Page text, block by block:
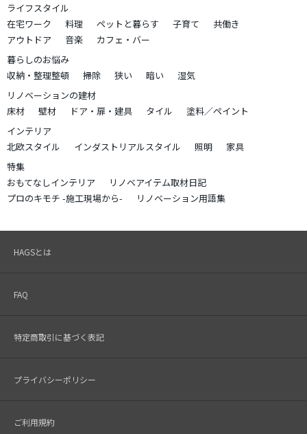
ライフスタイル
在宅ワーク
料理 ペットと暮らす 子育て
共働き
アウトドア
音楽
カフェ・バー
暮らしのお悩み
収納・整理整頓
掃除 狭い 暗い
湿気
リノベーションの建材
床材
壁材 ドア・扉・建具 タイル
塗料／ペイント
インテリア
北欧スタイル
インダストリアルスタイル 照明
家具
特集
おもてなしインテリア
リノベアイテム取材日記
プロのキモチ -施工現場から-
リノベーション用語集
HAGSとは
FAQ
特定商取引に基づく表記
プライバシーポリシー
ご利用規約